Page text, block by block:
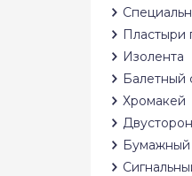
Пластыри
Изолента
Балетный
Хромакей
Бумажный